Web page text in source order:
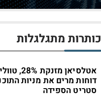
כותרות מתגלגלות
דוחות מרים את מניות
סטריט הספידה